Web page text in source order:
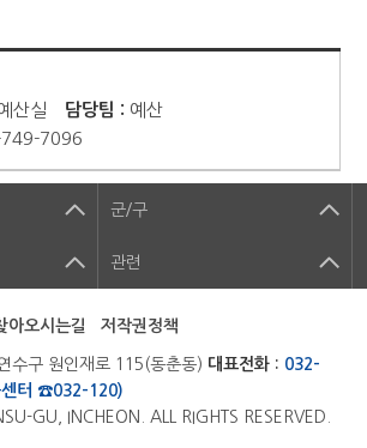
산실 담당팀 : 예산
7096
군/구
관련
아오시는길 저작권정책
수구 원인재로 115(동춘동) 대표전화 : 032-
센터 ☎032-120)
GU, INCHEON. ALL RIGHTS RESERVED.